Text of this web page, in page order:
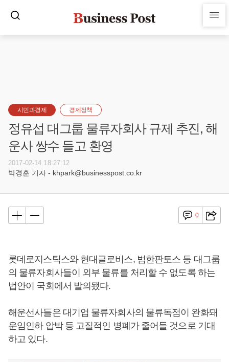
시민과경제 경제정책
정유섭 대그룹 물류자회사 규제 추진, 해
운사 쌍수 들고 환영
2017-02-14 18:27:12
박경훈 기자 - khpark@businesspost.co.kr
0
롯데로지스틱스와 현대글로비스, 범한판토스 등 대그룹
의 물류자회사들이 외부 물류를 처리할 수 없도록 하는
법안이 국회에서 발의됐다.
해운선사들은 대기업 물류자회사의 물류독점이 완화돼
운임인하 압박 등 고질적인 병폐가 줄어들 것으로 기대
하고 있다.